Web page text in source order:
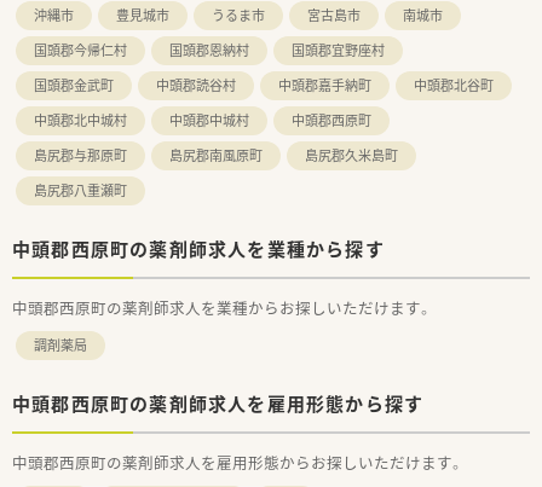
沖縄市
豊見城市 うるま市 宮古島市
南城市
国頭郡今帰仁村
国頭郡恩納村
国頭郡宜野座村
国頭郡金武町
中頭郡読谷村 中頭郡嘉手納町
中頭郡北谷町
中頭郡北中城村
中頭郡中城村
中頭郡西原町
島尻郡与那原町
島尻郡南風原町
島尻郡久米島町
島尻郡八重瀬町
中頭郡西原町の薬剤師求人を業種から探す
中頭郡西原町の薬剤師求人を業種からお探しいただけます。
調剤薬局
中頭郡西原町の薬剤師求人を雇用形態から探す
中頭郡西原町の薬剤師求人を雇用形態からお探しいただけます。